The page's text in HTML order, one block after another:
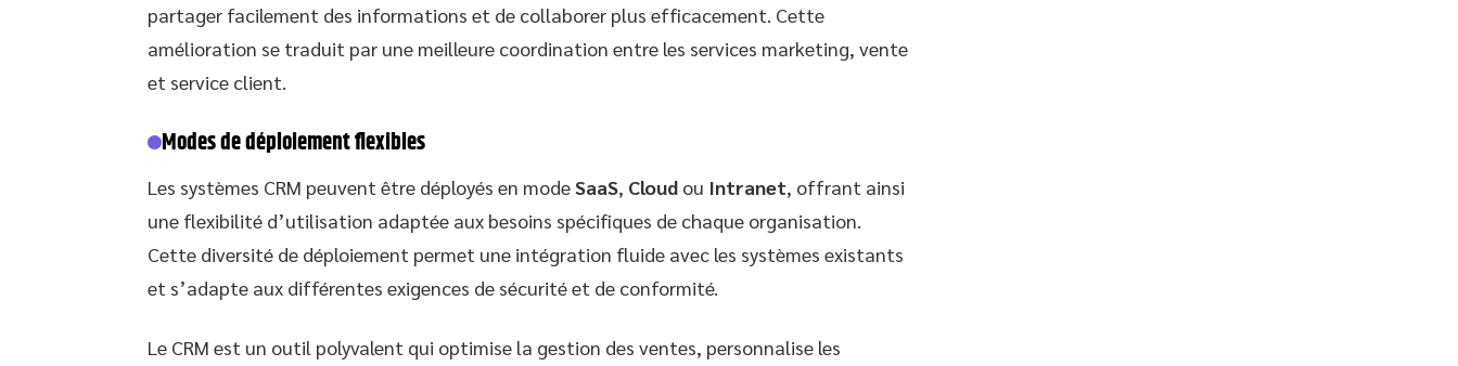
partager facilement des informations et de collaborer plus efficacement. Cette
amélioration se traduit par une meilleure coordination entre les services marketing, vente
et service client.
Modes de déploiement flexibles
Les systèmes CRM peuvent être déployés en mode SaaS, Cloud ou Intranet, offrant ainsi
une flexibilité d’utilisation adaptée aux besoins spécifiques de chaque organisation.
Cette diversité de déploiement permet une intégration fluide avec les systèmes existants
et s’adapte aux différentes exigences de sécurité et de conformité.
Le CRM est un outil polyvalent qui optimise la gestion des ventes, personnalise les